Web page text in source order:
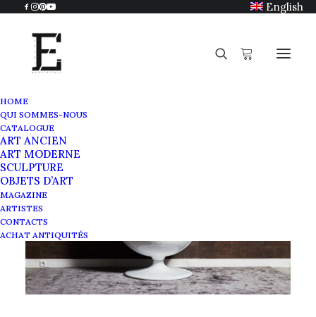
English
HOME
QUI SOMMES-NOUS
CATALOGUE
ART ANCIEN
ART MODERNE
SCULPTURE
OBJETS D’ART
MAGAZINE
ARTISTES
CONTACTS
ACHAT ANTIQUITÉS